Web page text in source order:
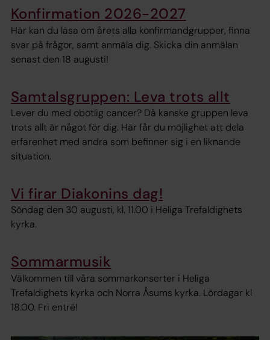
Konfirmation 2026-2027
Här kan du läsa om årets alla konfirmandgrupper, finna
svar på frågor, samt anmäla dig. Skicka din anmälan
senast den 18 augusti!
Samtalsgruppen: Leva trots allt
Lever du med obotlig cancer? Då kanske gruppen leva
trots allt är något för dig. Här får du möjlighet att dela
erfarenhet med andra som befinner sig i en liknande
situation.
Vi firar Diakonins dag!
Söndag den 30 augusti, kl. 11.00 i Heliga Trefaldighets
kyrka.
Sommarmusik
Välkommen till våra sommarkonserter i Heliga
Trefaldighets kyrka och Norra Åsums kyrka. Lördagar kl
18.00. Fri entré!